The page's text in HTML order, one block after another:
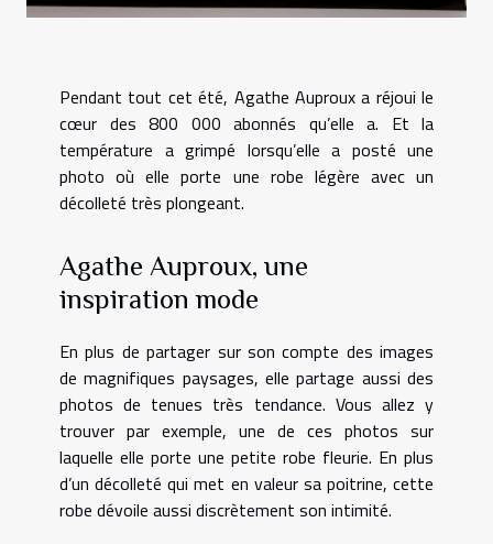
Pendant tout cet été, Agathe Auproux a réjoui le
cœur des 800 000 abonnés qu’elle a. Et la
température a grimpé lorsqu’elle a posté une
photo où elle porte une robe légère avec un
décolleté très plongeant.
Agathe Auproux, une
inspiration mode
En plus de partager sur son compte des images
de magnifiques paysages, elle partage aussi des
photos de tenues très tendance. Vous allez y
trouver par exemple, une de ces photos sur
laquelle elle porte une petite robe fleurie. En plus
d’un décolleté qui met en valeur sa poitrine, cette
robe dévoile aussi discrètement son intimité.